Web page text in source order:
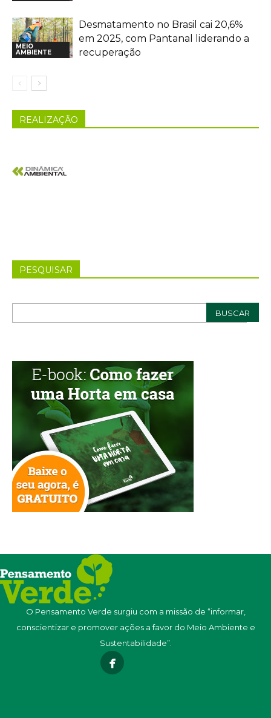
MEIO
AMBIENTE
Desmatamento no Brasil cai 20,6%
em 2025, com Pantanal liderando a
recuperação
REALIZAÇÃO
PESQUISAR
O Pensamento Verde surgiu com a missão de “informar,
conscientizar e promover ações a favor do Meio Ambiente e
Sustentabilidade”.